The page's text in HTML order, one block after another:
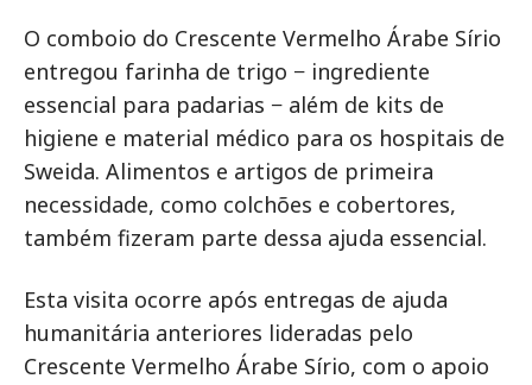
O comboio do Crescente Vermelho Árabe Sírio
entregou farinha de trigo − ingrediente
essencial para padarias − além de kits de
higiene e material médico para os hospitais de
Sweida. Alimentos e artigos de primeira
necessidade, como colchões e cobertores,
também fizeram parte dessa ajuda essencial.
Esta visita ocorre após entregas de ajuda
humanitária anteriores lideradas pelo
Crescente Vermelho Árabe Sírio, com o apoio